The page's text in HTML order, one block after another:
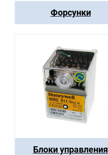
Форсунки
Блоки управления